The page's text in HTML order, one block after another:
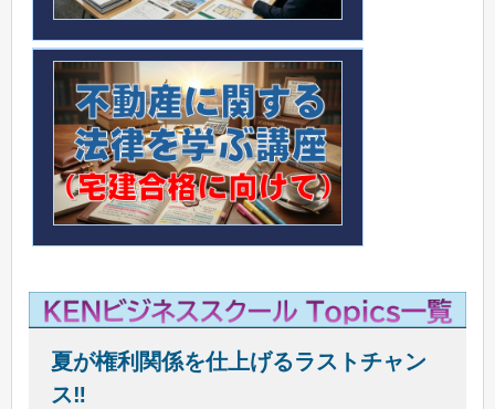
夏が権利関係を仕上げるラストチャン
ス‼